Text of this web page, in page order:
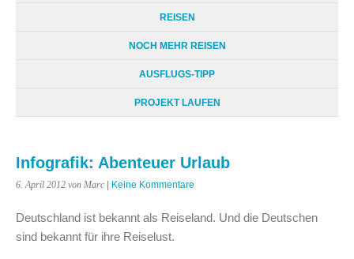
REISEN
NOCH MEHR REISEN
AUSFLUGS-TIPP
PROJEKT LAUFEN
Infografik: Abenteuer Urlaub
6. April 2012 von Marc | Keine Kommentare
Deutschland ist bekannt als Reiseland. Und die Deutschen
sind bekannt für ihre Reiselust.